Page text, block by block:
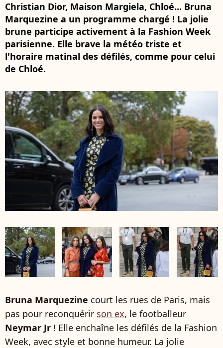
Christian Dior, Maison Margiela, Chloé... Bruna
Marquezine a un programme chargé ! La jolie
brune participe activement à la Fashion Week
parisienne. Elle brave la météo triste et
l'horaire matinal des défilés, comme pour celui
de Chloé.
Bruna Marquezine court les rues de Paris, mais
pas pour reconquérir son ex, le footballeur
Neymar Jr ! Elle enchaîne les défilés de la Fashion
Week, avec style et bonne humeur. La jolie